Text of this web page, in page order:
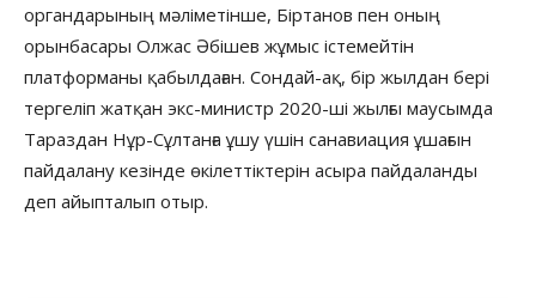
органдарының мәліметінше, Біртанов пен оның
орынбасары Олжас Әбішев жұмыс істемейтін
платформаны қабылдаған. Сондай-ақ, бір жылдан бері
тергеліп жатқан экс-министр 2020-ші жылғы маусымда
Тараздан Нұр-Сұлтанға ұшу үшін санавиация ұшағын
пайдалану кезінде өкілеттіктерін асыра пайдаланды
деп айыпталып отыр.